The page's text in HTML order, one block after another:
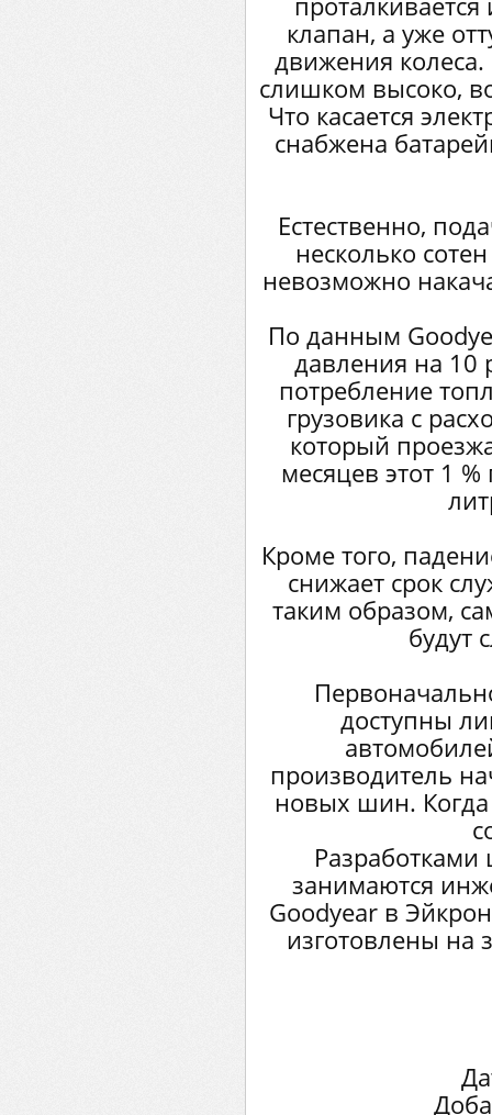
клапан, а уже
движения
слишком высоко,
Что касается
снабжена
Естественно,
несколько
невозможно
По данным
давления на 10
потребление
грузовика с
который
месяцев этот 1
Кроме того,
снижает срок
таким образом,
будут
доступны
производитель
новых шин. Когда
занимаются
Goodyear в
изготовлены на